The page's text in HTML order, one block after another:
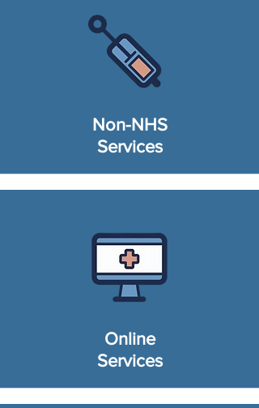
Non-NHS
Services
Online
Services